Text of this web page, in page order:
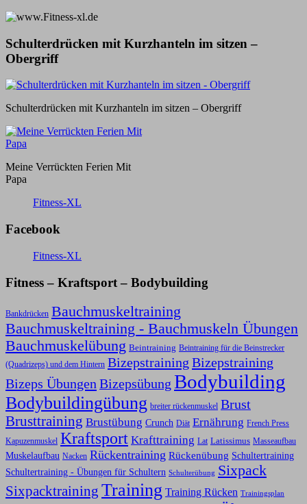
Schulterdrücken mit Kurzhanteln im sitzen –
Obergriff
Schulterdrücken mit Kurzhanteln im sitzen – Obergriff
Meine Verrückten Ferien Mit
Papa
Fitness-XL
Facebook
Fitness-XL
Fitness – Kraftsport – Bodybuilding
Bankdrücken Bauchmuskeltraining
Bauchmuskeltraining - Bauchmuskeln Übungen
Bauchmuskelübung Beintraining Beintraining für die Beinstrecker
(Quadrizeps) und dem Hintern Bizepstraining Bizepstraining
Bizeps Übungen Bizepsübung Bodybuilding
Bodybuildingübung breiter rückenmuskel Brust
Brusttraining Brustübung Crunch Diät Ernährung French Press
Kapuzenmuskel Kraftsport Krafttraining Lat Latissimus Masseaufbau
Muskelaufbau Nacken Rückentraining Rückenübung Schultertraining
Schultertraining - Übungen für Schultern Schulterübung Sixpack
Sixpacktraining Training Training Rücken Trainingsplan